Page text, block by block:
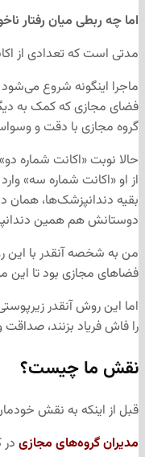
اما چه ربطی میان رفتار
مدتی است که تعدادی از
ماجرا اینگونه شروع
فضای مجازی که کمک به
گروه مجازی با دقت و
حالا نوبت «اکانت شماره
از او «اکانت شماره سه»
بقیه دندانپزشک‌ها، همان
دوستانش هم همین
من به شخصه آنقدر با این
فضاهای مجازی بود تا این
اما این روش آنقدر
را فاش فریاد بزنند،
نقش ما چیست؟
قبل از اینکه به نقش
مدیران گروه‌های مجازی